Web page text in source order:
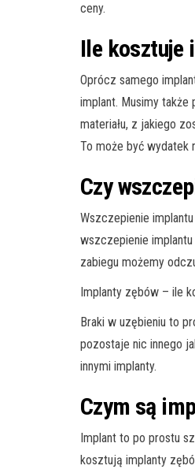
ceny.
Ile kosztuje
Oprócz samego
implant. Musimy
materiału, z jakiego
To może być wydatek
Czy
Wszczepienie
wszczepienie
zabiegu możemy
Implanty zębów – ile
Braki w uzębieniu to
pozostaje nic innego
innymi implanty.
Czym są
Implant to po prostu
kosztują implanty